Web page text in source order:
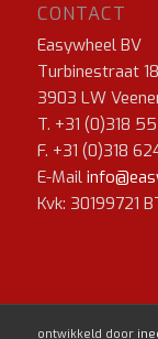
CONTACT
Easywheel BV
Turbinestraat 18
3903 LW
T. +31 (0)318
F. +31 (0)318
E-Mail
Kvk: 30199721
ontwikkeld door